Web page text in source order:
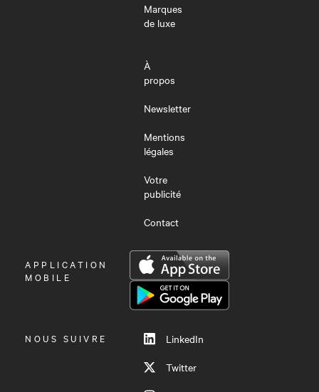
Marques
de luxe
À
propos
Newsletter
Mentions
légales
Votre
publicité
Contact
OUVRIR
LE
APPLICATION
MOBILE
NOUS SUIVRE
LinkedIn
Twitter